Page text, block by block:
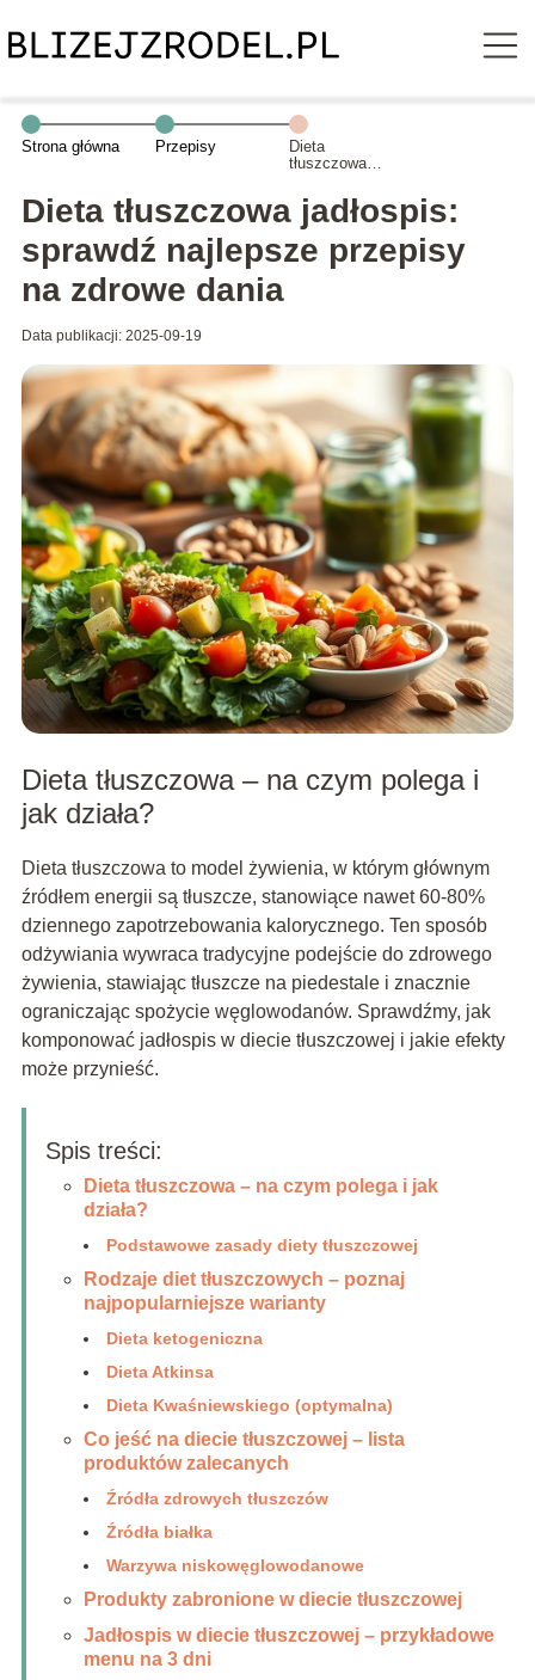
Strona główna Przepisy
Dieta
tłuszczowa
sprawdź
najlepsze
przepisy na
zdrowe dania
Dieta tłuszczowa jadłospis:
sprawdź najlepsze przepisy
na zdrowe dania
Data publikacji: 2025-09-19
Dieta tłuszczowa – na czym polega i
jak działa?
Dieta tłuszczowa to model żywienia, w którym głównym
źródłem energii są tłuszcze, stanowiące nawet 60-80%
dziennego zapotrzebowania kalorycznego. Ten sposób
odżywiania wywraca tradycyjne podejście do zdrowego
żywienia, stawiając tłuszcze na piedestale i znacznie
ograniczając spożycie węglowodanów. Sprawdźmy, jak
komponować jadłospis w diecie tłuszczowej i jakie efekty
może przynieść.
Spis treści:
Dieta tłuszczowa – na czym polega i jak
działa?
Podstawowe zasady diety tłuszczowej
Rodzaje diet tłuszczowych – poznaj
najpopularniejsze warianty
Dieta ketogeniczna
Dieta Atkinsa
Dieta Kwaśniewskiego (optymalna)
Co jeść na diecie tłuszczowej – lista
produktów zalecanych
Źródła zdrowych tłuszczów
Źródła białka
Warzywa niskowęglowodanowe
Produkty zabronione w diecie tłuszczowej
Jadłospis w diecie tłuszczowej – przykładowe
menu na 3 dni